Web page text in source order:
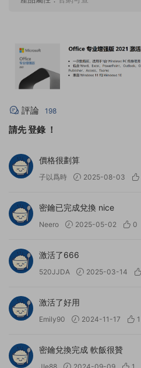
評論 198
請先登錄 ！
價格很劃算
子以爲時 2025-08-03
密鑰已完成兌換 nice
Neero 2025-05-02 0
激活了666
520JJDA 2025-03-14
激活了好用
Emily90 2024-11-17 1
密鑰兌換完成 軟飯很贊